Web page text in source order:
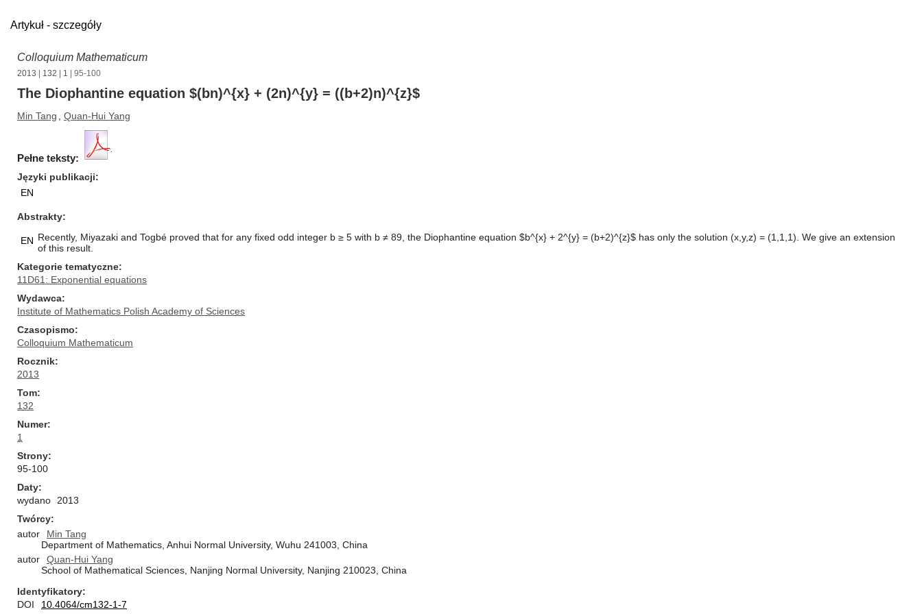
Artykuł - szczegóły
Colloquium Mathematicum
2013 132 1 | 95-100
The Diophantine equation $(bn)^{x} + (2n)^{y} = ((b+2)n)^{z}$
Min Tang Quan-Hui Yang
Pełne teksty:
Języki publikacji
EN
Abstrakty
EN Recently, Miyazaki and Togbé proved that for any fixed odd integer b ≥ 5 with b ≠ 89, the Diophantine equation $b^{x} + 2^{y} = (b+2)^{z}$ has only the solution (x,y,z) = (1,1,1). We give an extension
of this result.
Kategorie tematyczne
11D61: Exponential equations
Wydawca
Institute of Mathematics Polish Academy of Sciences
Czasopismo
Colloquium Mathematicum
Rocznik
2013
Tom
132
Numer
1
Strony
95-100
Daty
wydano
2013
Twórcy
autor
Min Tang
Department of Mathematics, Anhui Normal University, Wuhu 241003, China
autor
Quan-Hui Yang
School of Mathematical Sciences, Nanjing Normal University, Nanjing 210023, China
Identyfikatory
DOI
10.4064/cm132-1-7